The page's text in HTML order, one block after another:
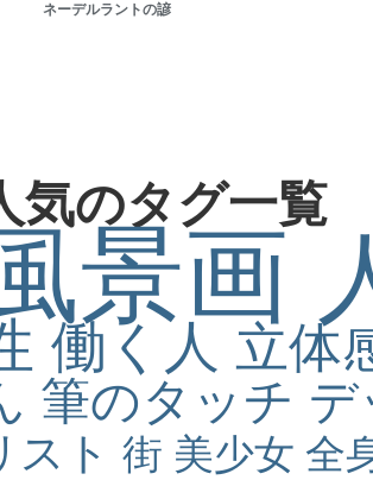
ネーデルラントの諺
気のタグ一覧
景画
働く人 立体
筆のタッチ
スト 街 美少女 全